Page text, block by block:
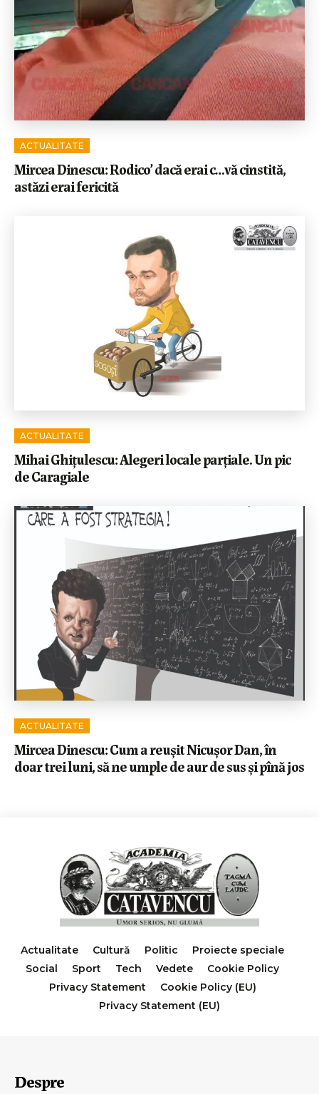
ACTUALITATE
Mircea Dinescu: Rodico’ dacă erai c…vă cinstită,
astăzi erai fericită
ACTUALITATE
Mihai Ghițulescu: Alegeri locale parțiale. Un pic
de Caragiale
ACTUALITATE
Mircea Dinescu: Cum a reușit Nicușor Dan, în
doar trei luni, să ne umple de aur de sus și pînă jos
Actualitate Cultură Politic
Proiecte speciale
Social
Sport Tech Vedete
Cookie Policy
Privacy Statement
Cookie Policy (EU)
Privacy Statement (EU)
Despre